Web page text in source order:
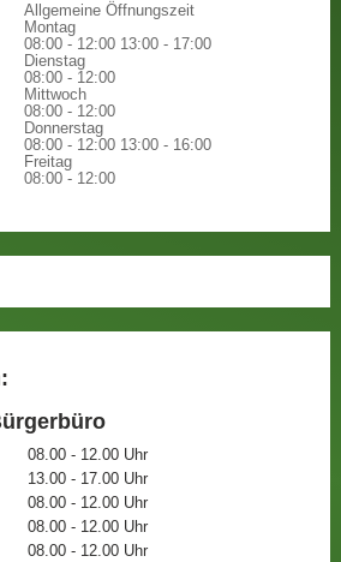
Allgemeine Öffnungszeit
Montag
08:00 - 12:00 13:00 - 17:00
Dienstag
08:00 - 12:00
Mittwoch
08:00 - 12:00
Donnerstag
08:00 - 12:00 13:00 - 16:00
Freitag
08:00 - 12:00
08.00 - 12.00 Uhr
13.00 - 17.00 Uhr
08.00 - 12.00 Uhr
08.00 - 12.00 Uhr
08.00 - 12.00 Uhr